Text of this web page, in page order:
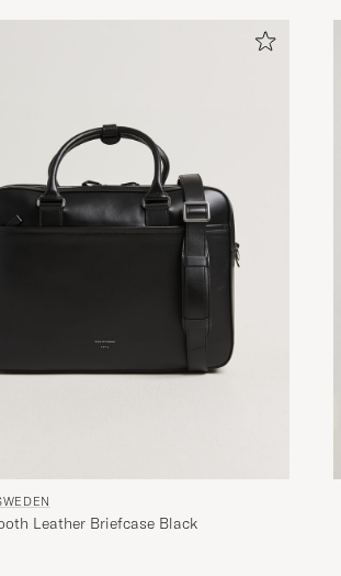
Leather Briefcase Black